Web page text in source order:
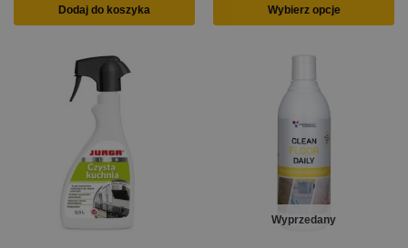
Dodaj do koszyka Wybierz opcje
Wyprzedany